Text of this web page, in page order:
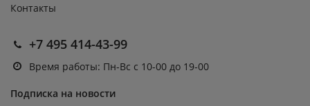
Контакты
+7 495 414-43-99
Время работы: Пн-Вс с 10-00 до 19-00
Подписка на новости